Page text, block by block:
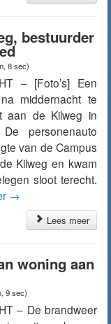
bestuurder
8 sec)
– [Foto’s] Een
middernacht te
aan de Kilweg in
De personenauto
van de Campus
Kilweg en kwam
sloot terecht.
→
Lees meer
woning aan
9 sec)
– De brandweer